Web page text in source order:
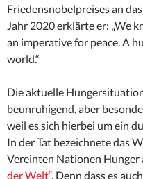
Friedensnobelpreises an
Jahr 2020 erklärte er: „We
an imperative for peace. A
world.“
Die aktuelle
beunruhigend, aber
weil es sich hierbei um ein
In der Tat bezeichnete das
Vereinten Nationen Hunger
der Welt“. Denn dass es